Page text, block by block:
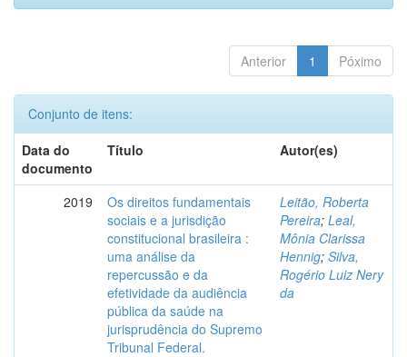
Anterior 1 Póximo
Conjunto de itens:
Data do
documento
Título Autor(es)
2019
Os direitos fundamentais
sociais e a jurisdição
constitucional brasileira :
uma análise da
repercussão e da
efetividade da audiência
pública da saúde na
jurisprudência do Supremo
Tribunal Federal.
Leitão, Roberta
Pereira; Leal,
Mônia Clarissa
Hennig; Silva,
Rogério Luiz Nery
da